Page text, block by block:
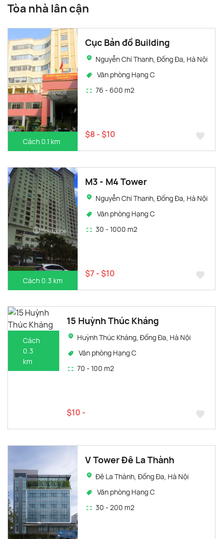
Tòa nhà lân cận
Cách 0.1 km
Cục Bản đồ Building
Nguyễn Chí Thanh, Đống Đa, Hà Nội
Văn phòng Hạng C
76 - 600 m2
$8 - $10
Cách 0.3 km
M3 - M4 Tower
Nguyễn Chí Thanh, Đống Đa, Hà Nội
Văn phòng Hạng C
30 - 1000 m2
$7 - $10
Cách
0.3
km
15 Huỳnh Thúc Kháng
Huỳnh Thúc Kháng, Đống Đa, Hà Nội
Văn phòng Hạng C
70 - 100 m2
$10 -
V Tower Đê La Thành
Đê La Thành, Đống Đa, Hà Nội
Văn phòng Hạng C
30 - 200 m2